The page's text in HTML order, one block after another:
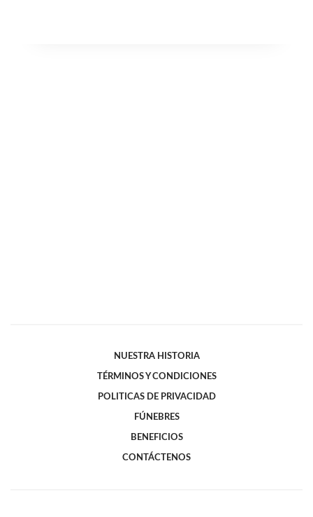
NUESTRA HISTORIA
TÉRMINOS Y CONDICIONES
POLITICAS DE PRIVACIDAD
FÚNEBRES
BENEFICIOS
CONTÁCTENOS